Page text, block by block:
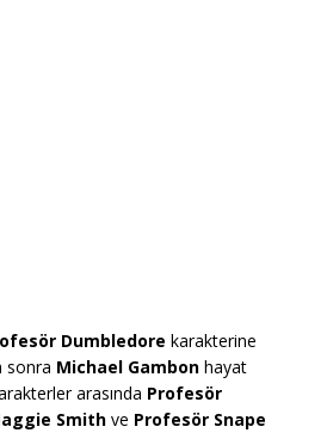
Dumbledore karakterine
sonra Michael Gambon hayat
arasında Profesör
Smith ve Profesör Snape